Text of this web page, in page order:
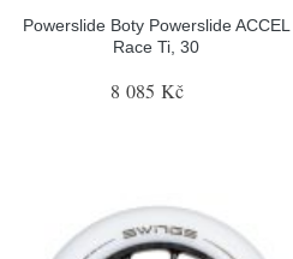
Powerslide Boty Powerslide ACCEL
Race Ti, 30
8 085 Kč